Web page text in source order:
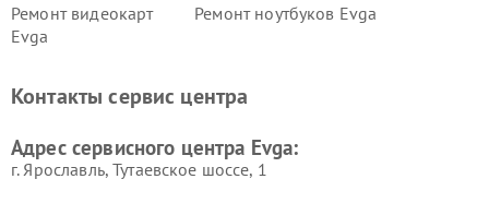
Ремонт видеокарт
Evga
Ремонт ноутбуков Evga
Контакты сервис центра
Адрес сервисного центра Evga:
г. Ярославль, Тутаевское шоссе, 1